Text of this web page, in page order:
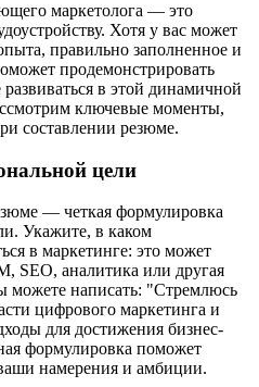
маркетолога — это
Хотя у вас может
правильно заполненное и
продемонстрировать
в этой динамичной
ключевые моменты,
составлении резюме.
цели
— четкая формулировка
Укажите, в каком
в маркетинге: это может
SEO, аналитика или другая
можете написать: "Стремлюсь
цифрового маркетинга и
для достижения бизнес-
формулировка поможет
намерения и амбиции.